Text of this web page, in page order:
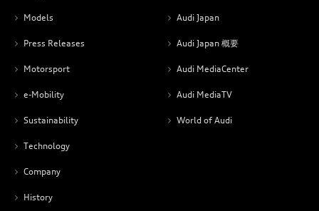
Models
Press Releases
Motorsport
e-Mobility
Sustainability
Technology
Company
History
Audi Japan
Audi Japan 概要
Audi MediaCenter
Audi MediaTV
World of Audi